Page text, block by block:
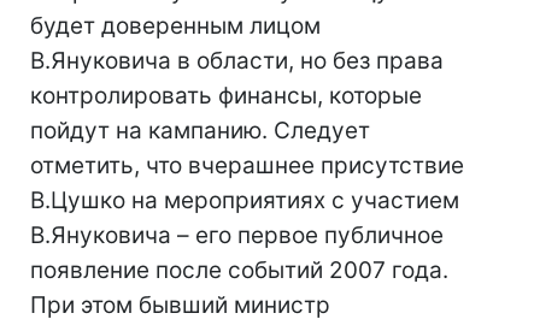
будет доверенным лицом
В.Януковича в области, но без права
контролировать финансы, которые
пойдут на кампанию. Следует
отметить, что вчерашнее присутствие
В.Цушко на мероприятиях с участием
В.Януковича – его первое публичное
появление после событий 2007 года.
При этом бывший министр